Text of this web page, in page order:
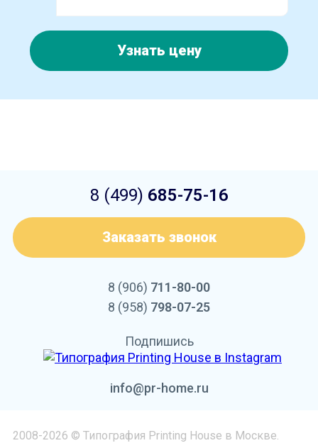
Узнать цену
8 (499) 685-75-16
Заказать звонок
8 (906) 711-80-00
8 (958) 798-07-25
Подпишись
info@pr-home.ru
2008-2026 © Типография Printing House в Москве.